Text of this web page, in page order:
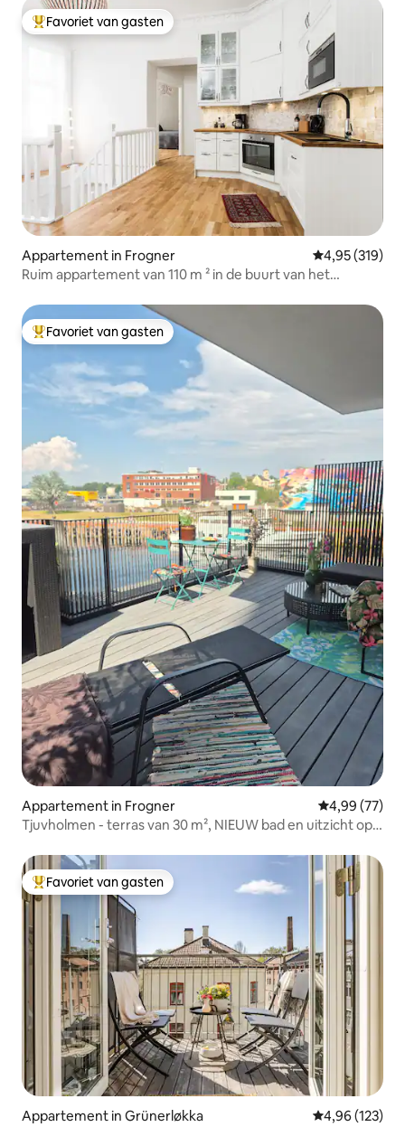
Topfavoriet van gasten
Favoriet van gasten
Appartement in Frogner Gemiddelde
4,95 (319)
Ruim appartement van 110 m ² in de buurt van het
Topfavoriet van gasten
Favoriet van gasten
Appartement in Frogner Gemiddelde
4,99 (77)
Tjuvholmen - terras van 30 m², NIEUW bad en uitzicht op
Topfavoriet van gasten
Favoriet van gasten
Appartement in Grünerløkka Gemiddelde
4,96 (123)